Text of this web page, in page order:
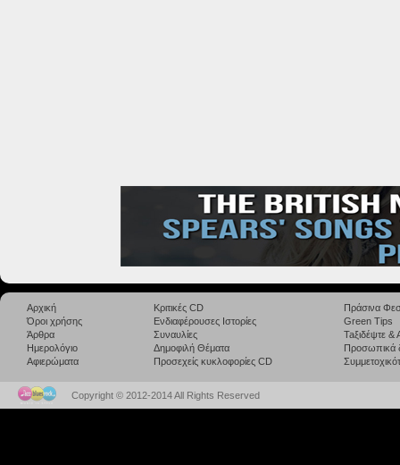
Αρχική
Όροι χρήσης
Άρθρα
Ημερολόγιο
Αφιερώματα
Κριτικές CD
Ενδιαφέρουσες Ιστορίες
Συναυλίες
Δημοφιλή Θέματα
Προσεχείς κυκλοφορίες CD
Πράσινα
Green Tips
Taξιδέψτε
Προσωπικά
Copyright © 2012-2014 All Rights Reserved